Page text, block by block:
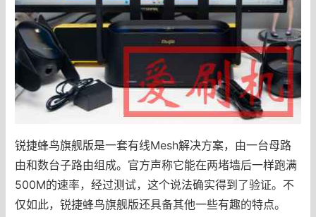
锐捷蜂鸟旗舰版是一套有线Mesh解决方案，由一台母路
由和数台子路由组成。官方声称它能在两堵墙后一样跑满
500M的速率，经过测试，这个说法确实得到了验证。不
仅如此，锐捷蜂鸟旗舰版还具备其他一些有趣的特点。